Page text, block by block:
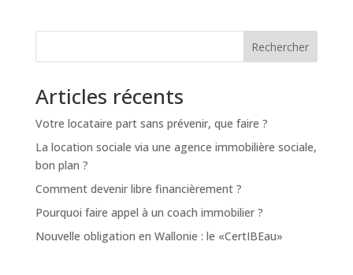
Rechercher
Articles récents
Votre locataire part sans prévenir, que faire ?
La location sociale via une agence immobilière sociale,
bon plan ?
Comment devenir libre financièrement ?
Pourquoi faire appel à un coach immobilier ?
Nouvelle obligation en Wallonie : le «CertIBEau»